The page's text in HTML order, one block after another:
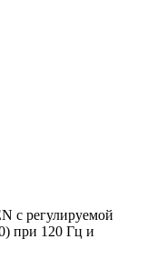
с регулируемой
при 120 Гц и